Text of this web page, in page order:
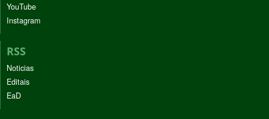
YouTube
Instagram
RSS
Noticias
Editais
EaD